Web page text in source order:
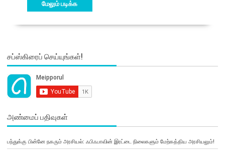
மேலும் படிக்க
சப்ஸ்கிரைப் செய்யுங்கள்!
அண்மைப் பதிவுகள்
பந்துக்கு பின்னே நகரும் அரசியல்: ஃபிஃபாவின் இரட்டை நிலைகளும் மேற்கத்திய அரசியலும்!